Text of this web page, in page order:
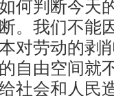
何判断今天
。我们不能
对劳动的剥
自由空间就
社会和人民